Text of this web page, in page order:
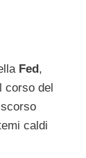
Fed,
corso del
caldi